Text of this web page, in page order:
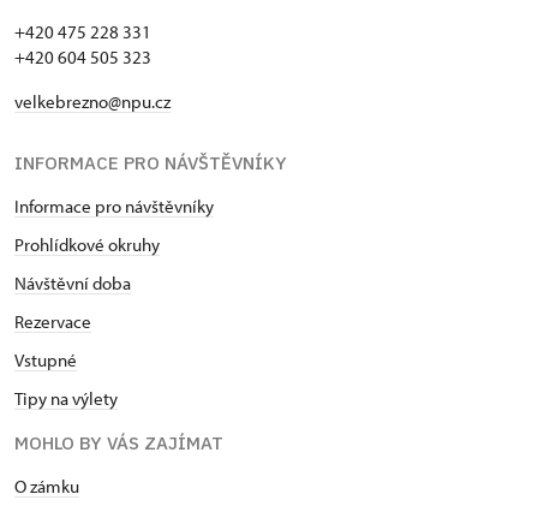
+420 475 228 331
+420 604 505 323
velkebrezno@npu.cz
INFORMACE PRO NÁVŠTĚVNÍKY
Informace pro návštěvníky
Prohlídkové okruhy
Návštěvní doba
Rezervace
Vstupné
Tipy na výlety
MOHLO BY VÁS ZAJÍMAT
O zámku